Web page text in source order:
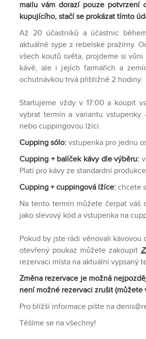
mailu vám dorazí pouze potvrzení
kupujícího, stačí se prokázat tímto
Až 20 účastníků a účastnic
aktuálně sype z rebelské pražírny.
všech koutů světa, projdeme si
kávě, ale i jejích farmářích a
ochutnávkou trvá přibližně 2 hodiny.
Startujeme vždy v 17:00 a koupit
vybrat termín a variantu
nebo cuppingovou lžíci.
Cupping sólo: vstupenka pro jednu
Cupping + balíček kávy dle výběru:
Platí pro kávy ze standardní
Cupping + cuppingová lžíce: chcete
Na tento termín můžete čerpat váš
jako slevový kód a vstupenka na
Pokud by jste rádi věnovali
otevřený poukaz můžete zakoupit
rezervaci místa na aktuální vypsaný
Změna rezervace je možná
není možné rezervaci zrušit (můžete
Pro bližší informace pište na
Těšíme se na všechny!